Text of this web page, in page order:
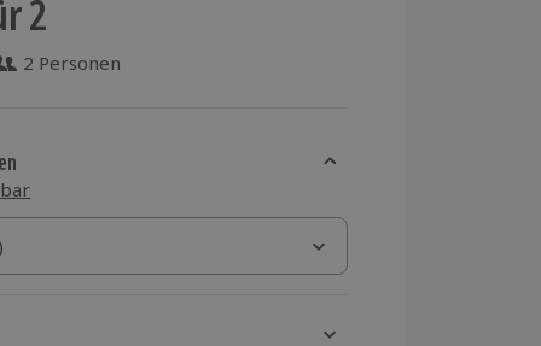
2
2 Bewertungen
2 Personen